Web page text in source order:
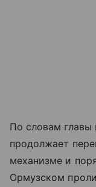
По словам главы
продолжает
механизме и
Ормузском